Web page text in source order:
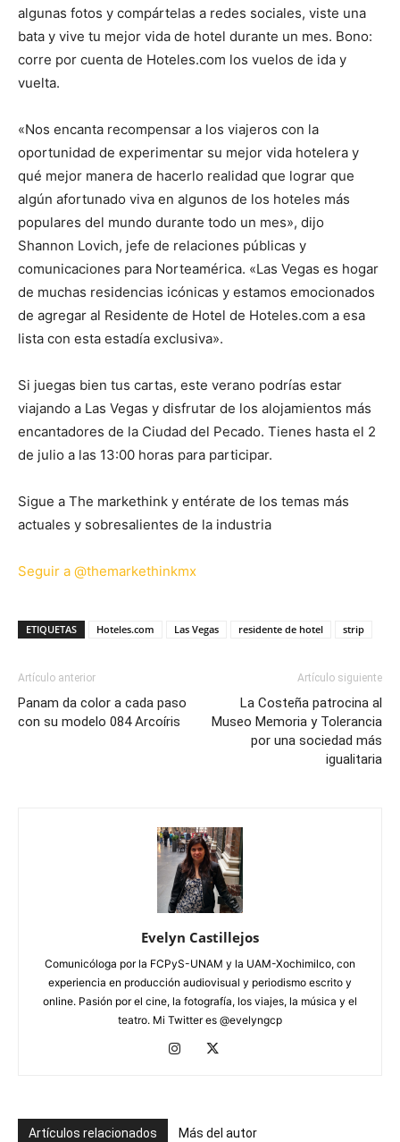
algunas fotos y compártelas a redes sociales, viste una
bata y vive tu mejor vida de hotel durante un mes. Bono:
corre por cuenta de Hoteles.com los vuelos de ida y
vuelta.
«Nos encanta recompensar a los viajeros con la
oportunidad de experimentar su mejor vida hotelera y
qué mejor manera de hacerlo realidad que lograr que
algún afortunado viva en algunos de los hoteles más
populares del mundo durante todo un mes», dijo
Shannon Lovich, jefe de relaciones públicas y
comunicaciones para Norteamérica. «Las Vegas es hogar
de muchas residencias icónicas y estamos emocionados
de agregar al Residente de Hotel de Hoteles.com a esa
lista con esta estadía exclusiva».
Si juegas bien tus cartas, este verano podrías estar
viajando a Las Vegas y disfrutar de los alojamientos más
encantadores de la Ciudad del Pecado. Tienes hasta el 2
de julio a las 13:00 horas para participar.
Sigue a The markethink y entérate de los temas más
actuales y sobresalientes de la industria
Seguir a @themarkethinkmx
ETIQUETAS Hoteles.com Las Vegas residente de hotel strip
Artículo anterior
Panam da color a cada paso
con su modelo 084 Arcoíris
Artículo siguiente
La Costeña patrocina al
Museo Memoria y Tolerancia
por una sociedad más
igualitaria
Evelyn Castillejos
Comunicóloga por la FCPyS-UNAM y la UAM-Xochimilco, con
experiencia en producción audiovisual y periodismo escrito y
online. Pasión por el cine, la fotografía, los viajes, la música y el
teatro. Mi Twitter es @evelyngcp
Artículos relacionados Más del autor